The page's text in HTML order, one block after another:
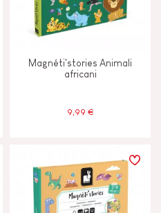
Magnéti'stories Animali
africani
9,99 €